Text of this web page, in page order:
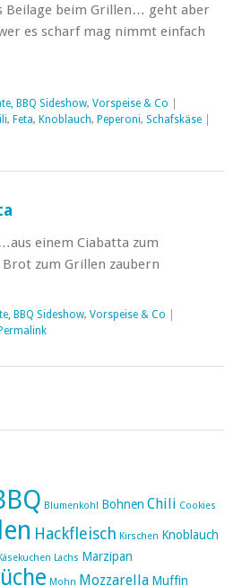
Beilage beim Grillen… geht aber
es scharf mag nimmt einfach
BBQ Sideshow, Vorspeise & Co
, Feta, Knoblauch, Peperoni, Schafskäse
einem Ciabatta zum
zum Grillen zaubern
BBQ Sideshow, Vorspeise & Co
Blumenkohl Bohnen Chili Cookies
Hackfleisch Kirschen Knoblauch
Lachs Marzipan
Mohn Mozzarella Muffin